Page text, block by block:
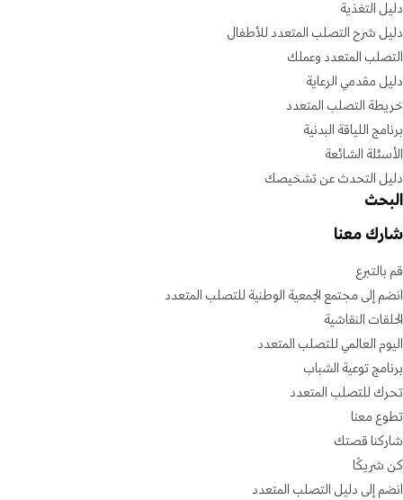
دليل التغذية
دليل شرح التصلب المتعدد للأطفال
التصلب المتعدد وعملك
دليل مقدمي الرعاية
خريطة التصلب المتعدد
برنامج اللياقة البدنية
الأسئلة الشائعة
دليل التحدث عن تشخيصك
البحث
شارك معنا
قم بالتبرع
انضم إلى مجتمع الجمعية الوطنية للتصلب المتعدد
الحلقات النقاشية
اليوم العالمي للتصلب المتعدد
برنامج توعية الشباب
تحرك للتصلب المتعدد
تطوع معنا
شاركنا قصتك
كن شريكًا
انضم إلى دليل التصلب المتعدد